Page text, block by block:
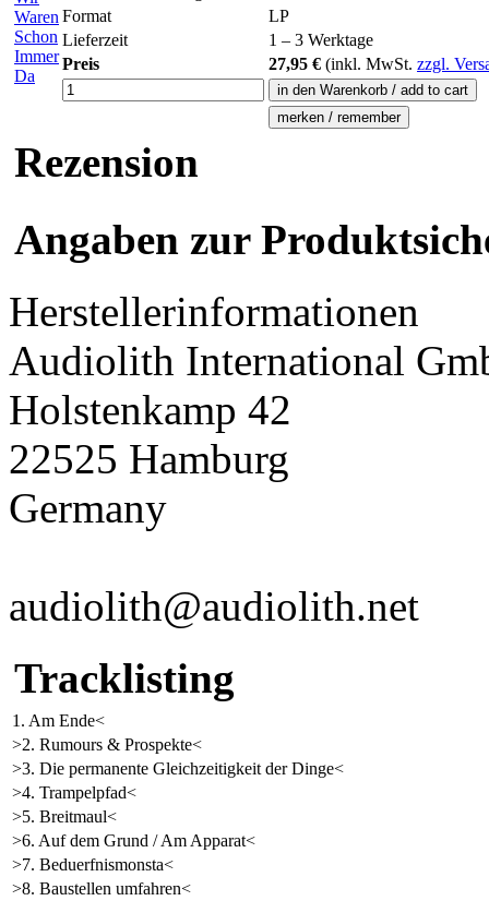
Format
LP
Lieferzeit
1 – 3 Werktage
Preis
27,95 € (inkl. MwSt. zzgl.
Rezension
Angaben zur
Herstellerinformationen
Audiolith International
Holstenkamp 42
22525 Hamburg
Germany
audiolith@audiolith.net
Tracklisting
1. Am Ende<
>2. Rumours & Prospekte<
>3. Die permanente Gleichzeitigkeit der Dinge<
>4. Trampelpfad<
>5. Breitmaul<
>6. Auf dem Grund / Am Apparat<
>7. Beduerfnismonsta<
>8. Baustellen umfahren<